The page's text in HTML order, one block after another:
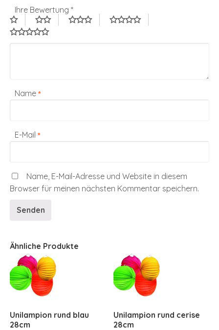
Ihre Bewertung *
Name *
E-Mail *
Name, E-Mail-Adresse und Website in diesem
Browser für meinen nächsten Kommentar speichern.
Ähnliche Produkte
Unilampion rund blau
28cm
Unilampion rund cerise
28cm